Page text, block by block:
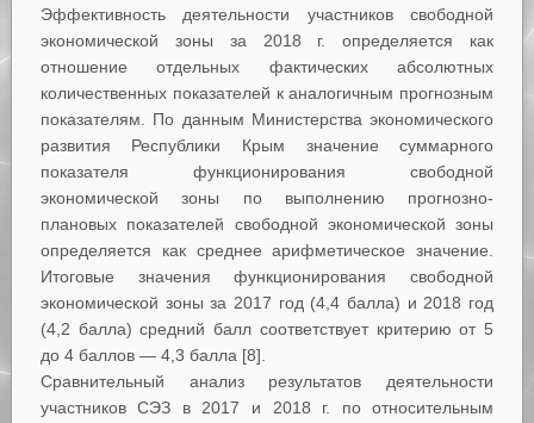
Эффективность деятельности участников свободной
экономической зоны за 2018 г. определяется как
отношение отдельных фактических абсолютных
количественных показателей к аналогичным прогнозным
показателям. По данным Министерства экономического
развития Республики Крым значение суммарного
показателя функционирования свободной
экономической зоны по выполнению прогнозно-
плановых показателей свободной экономической зоны
определяется как среднее арифметическое значение.
Итоговые значения функционирования свободной
экономической зоны за 2017 год (4,4 балла) и 2018 год
(4,2 балла) средний балл соответствует критерию от 5
до 4 баллов — 4,3 балла [8].
Сравнительный анализ результатов деятельности
участников СЭЗ в 2017 и 2018 г. по относительным